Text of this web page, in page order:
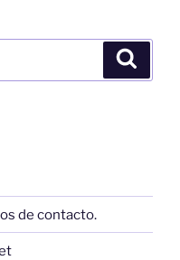
de contacto.